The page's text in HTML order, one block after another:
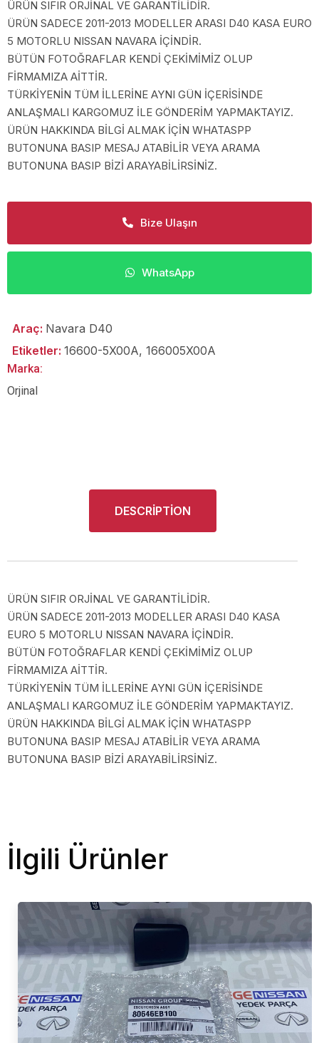
ÜRÜN SIFIR ORJİNAL VE GARANTİLİDİR.
ÜRÜN SADECE 2011-2013 MODELLER ARASI D40 KASA EURO
5 MOTORLU NISSAN NAVARA İÇİNDİR.
BÜTÜN FOTOĞRAFLAR KENDİ ÇEKİMİMİZ OLUP
FİRMAMIZA AİTTİR.
TÜRKİYENİN TÜM İLLERİNE AYNI GÜN İÇERİSİNDE
ANLAŞMALI KARGOMUZ İLE GÖNDERİM YAPMAKTAYIZ.
ÜRÜN HAKKINDA BİLGİ ALMAK İÇİN WHATASPP
BUTONUNA BASIP MESAJ ATABİLİR VEYA ARAMA
BUTONUNA BASIP BİZİ ARAYABİLİRSİNİZ.
Bize Ulaşın
WhatsApp
Araç: Navara D40
Etiketler: 16600-5X00A, 166005X00A
Marka:
Orjinal
DESCRIPTION
ÜRÜN SIFIR ORJİNAL VE GARANTİLİDİR.
ÜRÜN SADECE 2011-2013 MODELLER ARASI D40 KASA
EURO 5 MOTORLU NISSAN NAVARA İÇİNDİR.
BÜTÜN FOTOĞRAFLAR KENDİ ÇEKİMİMİZ OLUP
FİRMAMIZA AİTTİR.
TÜRKİYENİN TÜM İLLERİNE AYNI GÜN İÇERİSİNDE
ANLAŞMALI KARGOMUZ İLE GÖNDERİM YAPMAKTAYIZ.
ÜRÜN HAKKINDA BİLGİ ALMAK İÇİN WHATASPP
BUTONUNA BASIP MESAJ ATABİLİR VEYA ARAMA
BUTONUNA BASIP BİZİ ARAYABİLİRSİNİZ.
İlgili Ürünler